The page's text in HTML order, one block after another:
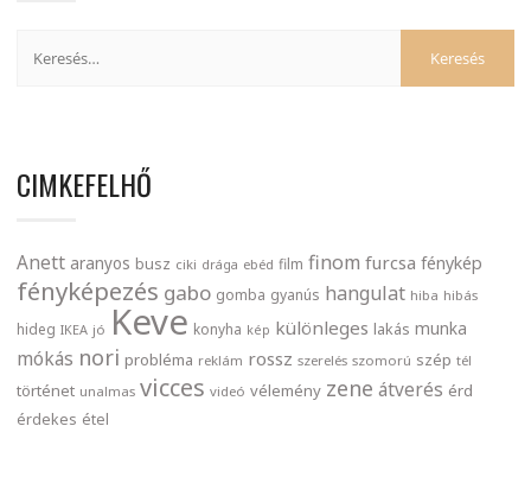
CIMKEFELHŐ
Anett aranyos busz ciki drága ebéd film finom furcsa fénykép
fényképezés gabo gomba gyanús hangulat hiba hibás
hideg IKEA jó Keve konyha kép különleges lakás munka
mókás nori probléma reklám rossz szerelés szomorú szép tél
történet unalmas vicces videó vélemény zene átverés érd
érdekes étel